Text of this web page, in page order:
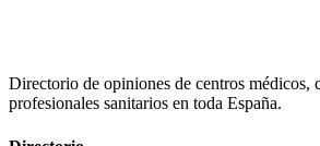
Directorio de opiniones de centros médicos,
profesionales sanitarios en toda España.